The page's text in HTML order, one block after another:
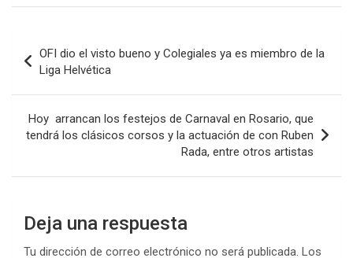
ce
b
o
o
k
tt
er
at
s
A
p
p
ke
dI
n
m
p
ar
tir
de
entradas
OFI dio el visto bueno y Colegiales ya es miembro de la
Liga Helvética
Hoy arrancan los festejos de Carnaval en Rosario, que
tendrá los clásicos corsos y la actuación de con Ruben
Rada, entre otros artistas
Deja una respuesta
Tu dirección de correo electrónico no será publicada. Los